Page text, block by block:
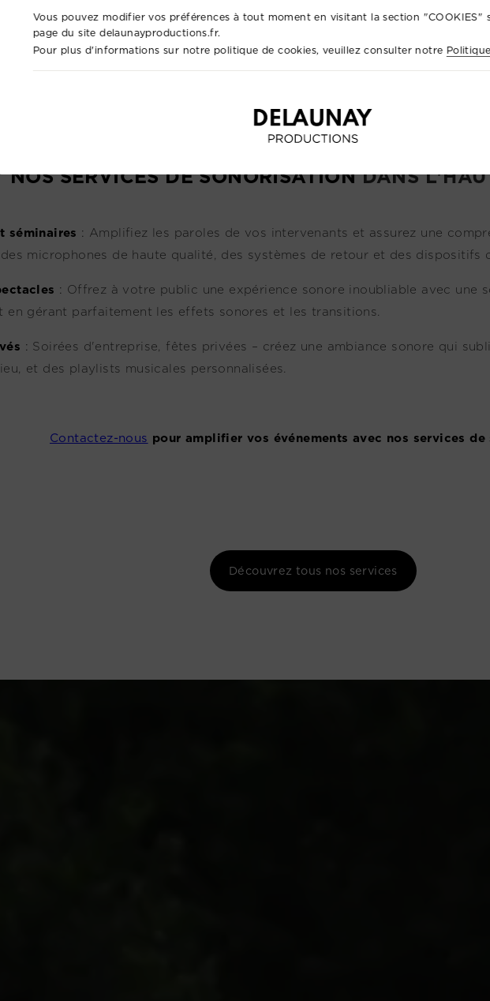
NOS SERVICES DE SONORISATIONDANS
séminaires : Amplifiez les paroles de vos intervenants et assurez une
microphones de haute qualité, des systèmes de retour et des dispositifs
: Offrez à votre public une expérience sonore inoubliable avec une
gérant parfaitement les effets sonores et les transitions.
: Soirées d'entreprise, fêtes privées – créez une ambiance sonore qui
et des playlists musicales personnalisées.
Contactez-nous pour amplifier vos événements avec nos services
Découvrez tous nos services
Vous pouvez modifier vos préférences à tout moment en visitant la section "COOKIES"
page du site delaunayproductions.fr.
Pour plus d'informations sur notre politique de cookies, veuillez consulter notre